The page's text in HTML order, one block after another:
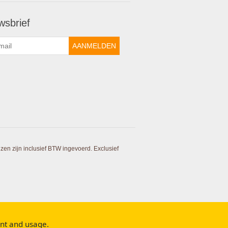
AANMELDEN
zijn inclusief BTW ingevoerd. Exclusief
and usage.